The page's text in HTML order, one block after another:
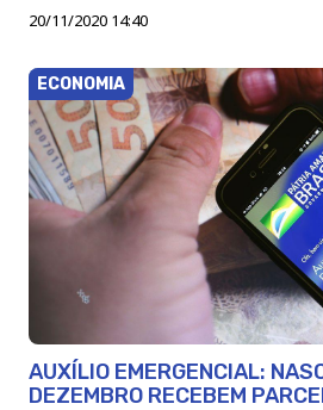
20/11/2020 14:40
ECONOMIA
AUXÍLIO EMERGENCIAL:
DEZEMBRO RECEBEM